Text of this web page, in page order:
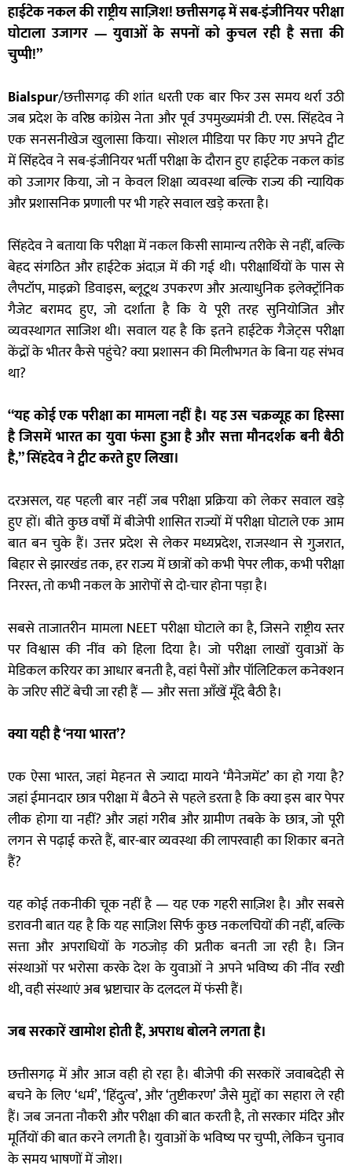
हाईटेक नकल की राष्ट्रीय साज़िश! छत्तीसगढ़ में सब-इंजीनियर परीक्षा
घोटाला उजागर — युवाओं के सपनों को कुचल रही है सत्ता की
चुप्पी!”
Bialspur/छत्तीसगढ़ की शांत धरती एक बार फिर उस समय थर्रा उठी
जब प्रदेश के वरिष्ठ कांग्रेस नेता और पूर्व उपमुख्यमंत्री टी. एस. सिंहदेव ने
एक सनसनीखेज खुलासा किया। सोशल मीडिया पर किए गए अपने ट्वीट
में सिंहदेव ने सब-इंजीनियर भर्ती परीक्षा के दौरान हुए हाईटेक नकल कांड
को उजागर किया, जो न केवल शिक्षा व्यवस्था बल्कि राज्य की न्यायिक
और प्रशासनिक प्रणाली पर भी गहरे सवाल खड़े करता है।
सिंहदेव ने बताया कि परीक्षा में नकल किसी सामान्य तरीके से नहीं, बल्कि
बेहद संगठित और हाईटेक अंदाज़ में की गई थी। परीक्षार्थियों के पास से
लैपटॉप, माइक्रो डिवाइस, ब्लूटूथ उपकरण और अत्याधुनिक इलेक्ट्रॉनिक
गैजेट बरामद हुए, जो दर्शाता है कि ये पूरी तरह सुनियोजित और
व्यवस्थागत साजिश थी। सवाल यह है कि इतने हाईटेक गैजेट्स परीक्षा
केंद्रों के भीतर कैसे पहुंचे? क्या प्रशासन की मिलीभगत के बिना यह संभव
था?
“यह कोई एक परीक्षा का मामला नहीं है। यह उस चक्रव्यूह का हिस्सा
है जिसमें भारत का युवा फंसा हुआ है और सत्ता मौनदर्शक बनी बैठी
है,” सिंहदेव ने ट्वीट करते हुए लिखा।
दरअसल, यह पहली बार नहीं जब परीक्षा प्रक्रिया को लेकर सवाल खड़े
हुए हों। बीते कुछ वर्षों में बीजेपी शासित राज्यों में परीक्षा घोटाले एक आम
बात बन चुके हैं। उत्तर प्रदेश से लेकर मध्यप्रदेश, राजस्थान से गुजरात,
बिहार से झारखंड तक, हर राज्य में छात्रों को कभी पेपर लीक, कभी परीक्षा
निरस्त, तो कभी नकल के आरोपों से दो-चार होना पड़ा है।
सबसे ताजातरीन मामला NEET परीक्षा घोटाले का है, जिसने राष्ट्रीय स्तर
पर विश्वास की नींव को हिला दिया है। जो परीक्षा लाखों युवाओं के
मेडिकल करियर का आधार बनती है, वहां पैसों और पॉलिटिकल कनेक्शन
के जरिए सीटें बेची जा रही हैं — और सत्ता आँखें मूँदे बैठी है।
क्या यही है ‘नया भारत’?
एक ऐसा भारत, जहां मेहनत से ज्यादा मायने ‘मैनेजमेंट’ का हो गया है?
जहां ईमानदार छात्र परीक्षा में बैठने से पहले डरता है कि क्या इस बार पेपर
लीक होगा या नहीं? और जहां गरीब और ग्रामीण तबके के छात्र, जो पूरी
लगन से पढ़ाई करते हैं, बार-बार व्यवस्था की लापरवाही का शिकार बनते
हैं?
यह कोई तकनीकी चूक नहीं है — यह एक गहरी साज़िश है। और सबसे
डरावनी बात यह है कि यह साज़िश सिर्फ कुछ नकलचियों की नहीं, बल्कि
सत्ता और अपराधियों के गठजोड़ की प्रतीक बनती जा रही है। जिन
संस्थाओं पर भरोसा करके देश के युवाओं ने अपने भविष्य की नींव रखी
थी, वही संस्थाएं अब भ्रष्टाचार के दलदल में फंसी हैं।
जब सरकारें खामोश होती हैं, अपराध बोलने लगता है।
छत्तीसगढ़ में और आज वही हो रहा है। बीजेपी की सरकारें जवाबदेही से
बचने के लिए ‘धर्म’, ‘हिंदुत्व’, और ‘तुष्टीकरण’ जैसे मुद्दों का सहारा ले रही
हैं। जब जनता नौकरी और परीक्षा की बात करती है, तो सरकार मंदिर और
मूर्तियों की बात करने लगती है। युवाओं के भविष्य पर चुप्पी, लेकिन चुनाव
के समय भाषणों में जोश।